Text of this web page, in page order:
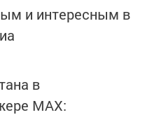
и интересным в
в
MАХ: